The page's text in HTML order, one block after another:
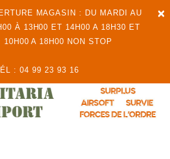
×
MAGASIN : DU MARDI AU
À 13H00 ET 14H00 A 18H30 ET
A 18H00 NON STOP
: 04 99 23 93 16